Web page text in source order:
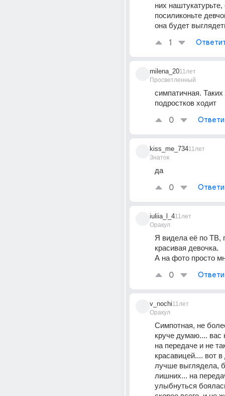
них наштукатурьте,
посиликоньте
она будет
1
milena_20
Просветленный
11лет
симпатичная.
подростков ходит
0
kiss_me_734
Знаток
11лет
да
0
iuliia_l_4
Оракул
11лет
Я видела её по ТВ,
красивая девочка.
А на фото просто
0
v_nochi
Оракул
11лет
Симпотная, не
круче думаю.... вас
на передаче и не
красавицей.... вот
лучше выглядела,
лишних... на
улыбнуться